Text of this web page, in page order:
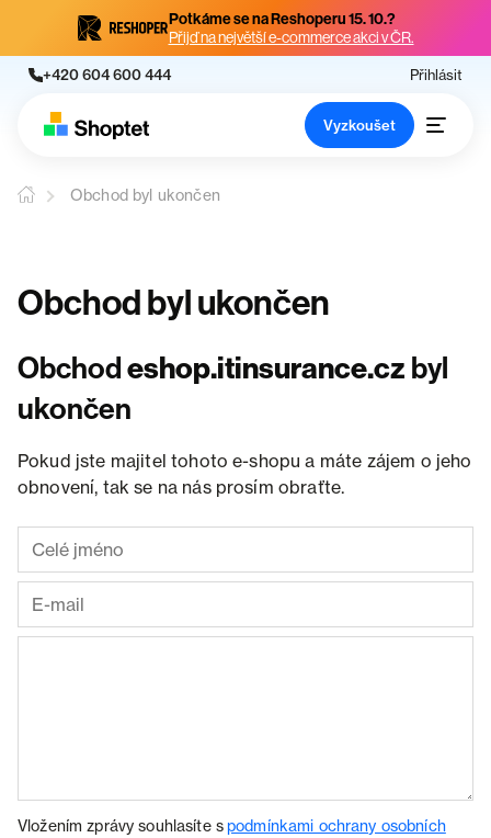
Potkáme se na Reshoperu 15. 10.?
Přijď na největší e-commerce akci v ČR.
+420 604 600 444 Přihlásit
Vyzkoušet
Obchod byl ukončen
Obchod byl ukončen
Obchodeshop.itinsurance.cz byl
ukončen
Pokud jste majitel tohoto e-shopu a máte zájem o jeho
obnovení, tak se na nás prosím obraťte.
Vložením zprávy souhlasíte spodmínkami ochrany osobních